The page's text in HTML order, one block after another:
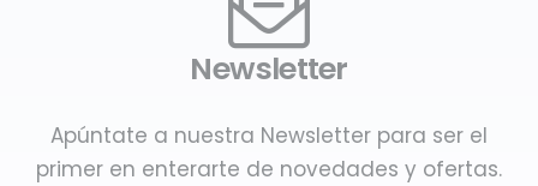
Newsletter
Apúntate a nuestra Newsletter para ser el
primer en enterarte de novedades y ofertas.